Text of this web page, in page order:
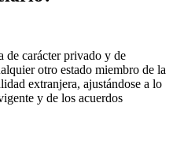
de carácter privado y de
otro estado miembro de la
extranjera, ajustándose a lo
y de los acuerdos